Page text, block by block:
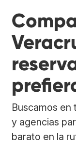
Buscamos en
y agencias
barato en la